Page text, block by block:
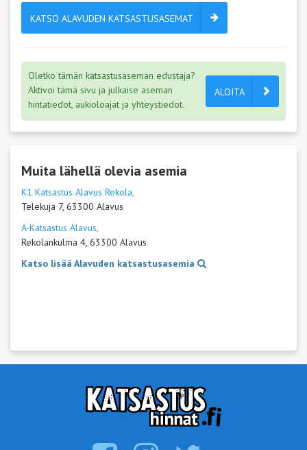
KATSO ALAVUDEN KATSASTUSASEMAT
ALOITA
Oletko tämän katsastusaseman edustaja?
Aktivoi tämä sivu ja julkaise aseman
hintatiedot, aukioloajat ja yhteystiedot.
Muita lähellä olevia asemia
K1 Katsastus Alavus Rekola,
Telekuja 7, 63300 Alavus
A-Katsastus Alavus,
Rekolankulma 4, 63300 Alavus
Katso lisää Alavuden katsastusasemia